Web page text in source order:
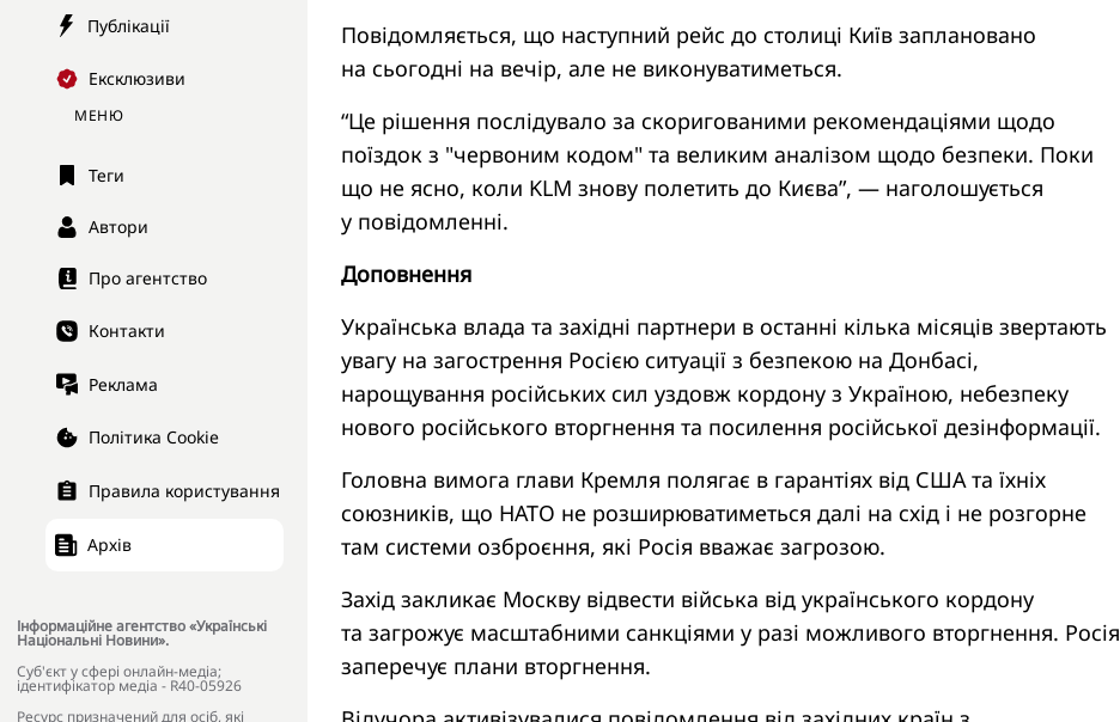
Публікації
Ексклюзиви
МЕНЮ
Теги
Автори
Про агентство
Контакти
Реклама
Політика Cookie
Правила користування
Архів
Інформаційне агентство «Українські
Національні Новини».
Cуб'єкт у сфері онлайн-медіа;
ідентифікатор медіа - R40-05926
Ресурс призначений для осіб, які
Повідомляється, що наступний рейс до столиці Київ заплановано
на сьогодні на вечір, але не виконуватиметься.
“Це рішення послідувало за скоригованими рекомендаціями щодо
поїздок з "червоним кодом" та великим аналізом щодо безпеки. Поки
що не ясно, коли KLM знову полетить до Києва”, — наголошується
у повідомленні.
Доповнення
Українська влада та західні партнери в останні кілька місяців звертають
увагу на загострення Росією ситуації з безпекою на Донбасі,
нарощування російських сил уздовж кордону з Україною, небезпеку
нового російського вторгнення та посилення російської дезінформації.
Головна вимога глави Кремля полягає в гарантіях від США та їхніх
союзників, що НАТО не розширюватиметься далі на схід і не розгорне
там системи озброєння, які Росія вважає загрозою.
Захід закликає Москву відвести війська від українського кордону
та загрожує масштабними санкціями у разі можливого вторгнення. Росія
заперечує плани вторгнення.